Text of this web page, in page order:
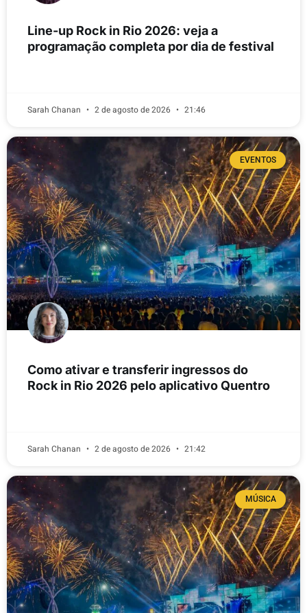
Line-up Rock in Rio 2026: veja a
programação completa por dia de festival
Sarah Chanan 2 de agosto de 2026 21:46
EVENTOS
Como ativar e transferir ingressos do
Rock in Rio 2026 pelo aplicativo Quentro
Sarah Chanan 2 de agosto de 2026 21:42
MÚSICA